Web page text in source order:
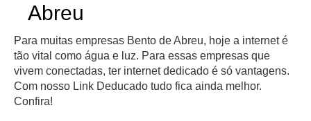
Abreu
Para muitas empresas Bento de Abreu, hoje a internet é
tão vital como água e luz. Para essas empresas que
vivem conectadas, ter internet dedicado é só vantagens.
Com nosso Link Deducado tudo fica ainda melhor.
Confira!